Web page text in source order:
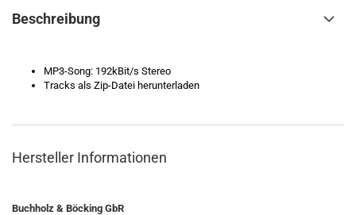
Beschreibung
MP3-Song: 192kBit/s Stereo
Tracks als Zip-Datei herunterladen
Hersteller Informationen
Buchholz & Böcking GbR